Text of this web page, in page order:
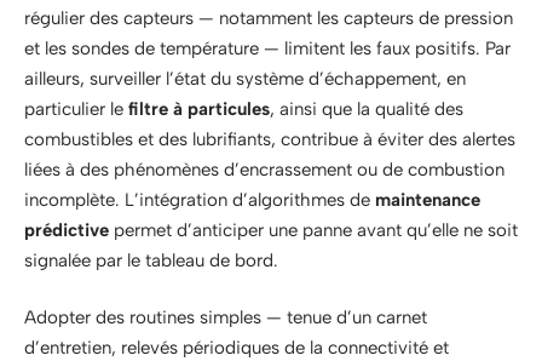
régulier des capteurs — notamment les capteurs de pression
et les sondes de température — limitent les faux positifs. Par
ailleurs, surveiller l’état du système d’échappement, en
particulier le filtre à particules, ainsi que la qualité des
combustibles et des lubrifiants, contribue à éviter des alertes
liées à des phénomènes d’encrassement ou de combustion
incomplète. L’intégration d’algorithmes de maintenance
prédictive permet d’anticiper une panne avant qu’elle ne soit
signalée par le tableau de bord.
Adopter des routines simples — tenue d’un carnet
d’entretien, relevés périodiques de la connectivité et